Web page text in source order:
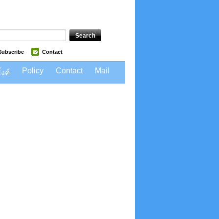
Contact
ค์ Policy Contact Mail